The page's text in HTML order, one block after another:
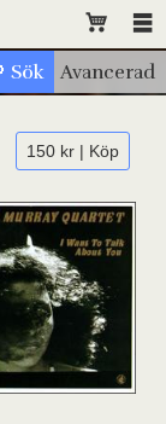
150 kr | Köp